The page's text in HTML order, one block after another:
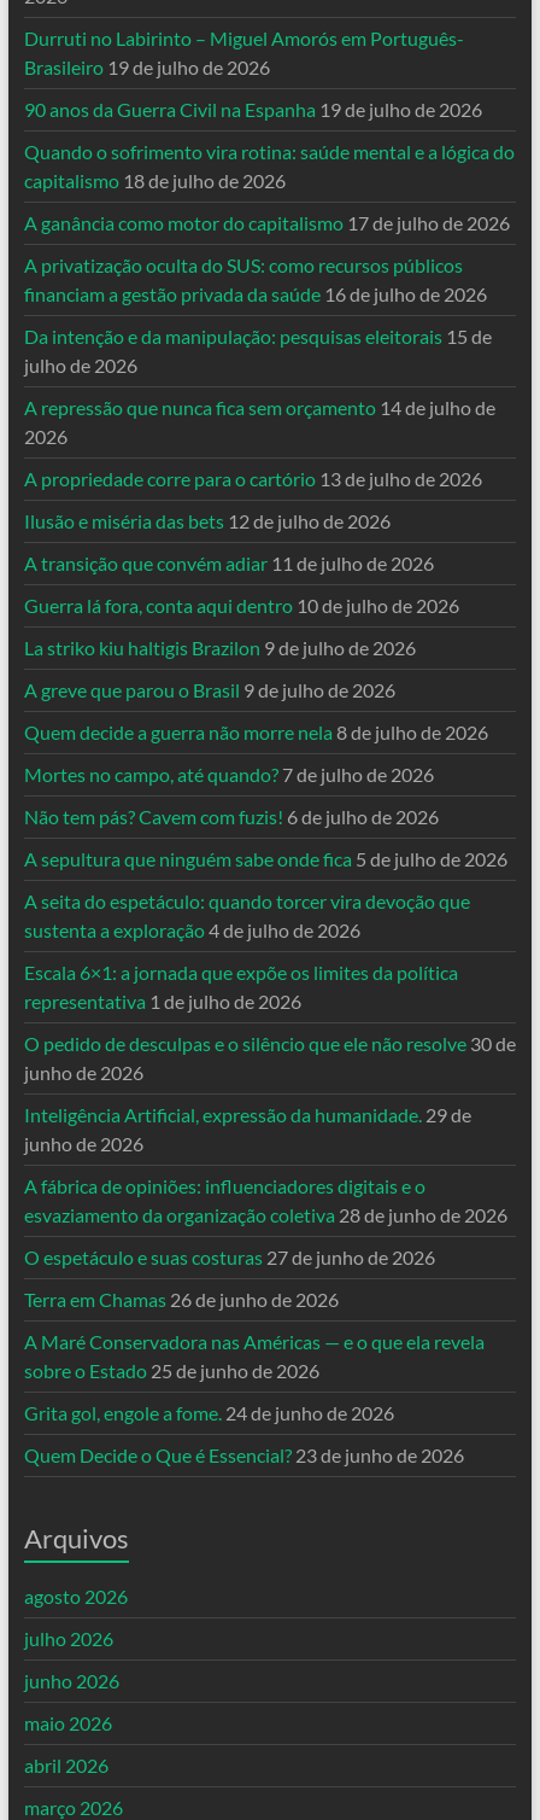
Durruti no Labirinto – Miguel Amorós em Português-
Brasileiro 19 de julho de 2026
90 anos da Guerra Civil na Espanha 19 de julho de 2026
Quando o sofrimento vira rotina: saúde mental e a lógica do
capitalismo 18 de julho de 2026
A ganância como motor do capitalismo 17 de julho de 2026
A privatização oculta do SUS: como recursos públicos
financiam a gestão privada da saúde 16 de julho de 2026
Da intenção e da manipulação: pesquisas eleitorais 15 de
julho de 2026
A repressão que nunca fica sem orçamento 14 de julho de
2026
A propriedade corre para o cartório 13 de julho de 2026
Ilusão e miséria das bets 12 de julho de 2026
A transição que convém adiar 11 de julho de 2026
Guerra lá fora, conta aqui dentro 10 de julho de 2026
La striko kiu haltigis Brazilon 9 de julho de 2026
A greve que parou o Brasil 9 de julho de 2026
Quem decide a guerra não morre nela 8 de julho de 2026
Mortes no campo, até quando? 7 de julho de 2026
Não tem pás? Cavem com fuzis! 6 de julho de 2026
A sepultura que ninguém sabe onde fica 5 de julho de 2026
A seita do espetáculo: quando torcer vira devoção que
sustenta a exploração4 de julho de 2026
Escala 6×1: a jornada que expõe os limites da política
representativa 1 de julho de 2026
O pedido de desculpas e o silêncio que ele não resolve 30 de
junho de 2026
Inteligência Artificial, expressão da humanidade. 29 de
junho de 2026
A fábrica de opiniões: influenciadores digitais e o
esvaziamento da organização coletiva 28 de junho de 2026
O espetáculo e suas costuras 27 de junho de 2026
Terra em Chamas 26 de junho de 2026
A Maré Conservadora nas Américas — e o que ela revela
sobre o Estado 25 de junho de 2026
Grita gol, engole a fome. 24 de junho de 2026
Quem Decide o Que é Essencial? 23 de junho de 2026
Arquivos
agosto 2026
julho 2026
junho 2026
maio 2026
abril 2026
março 2026